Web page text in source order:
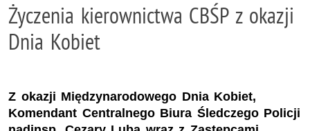
Życzenia kierownictwa CBŚP z okazji
Dnia Kobiet
Z okazji Międzynarodowego Dnia Kobiet,
Komendant Centralnego Biura Śledczego Policji